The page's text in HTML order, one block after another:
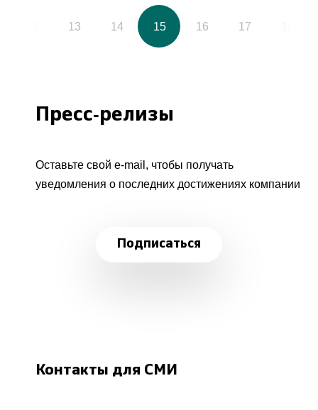
13 14 15 16 17
Пресс-релизы
Оставьте свой e-mail, чтобы получать
уведомления о последних достижениях компании
Подписаться
Контакты для СМИ